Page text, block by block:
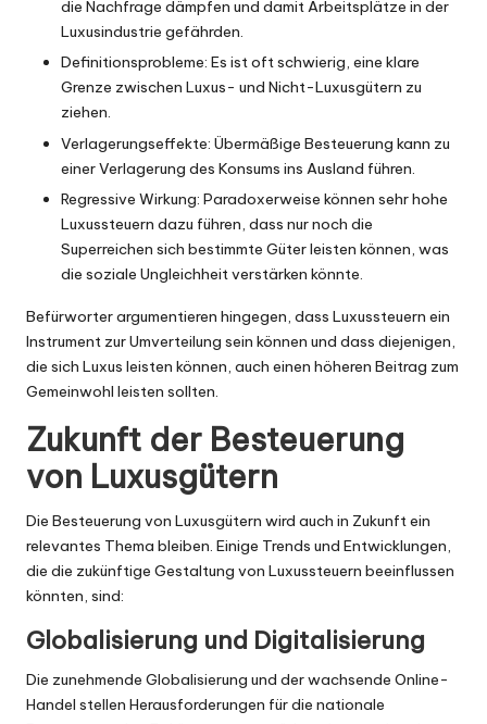
die Nachfrage dämpfen und damit Arbeitsplätze in der
Luxusindustrie gefährden.
Definitionsprobleme: Es ist oft schwierig, eine klare
Grenze zwischen Luxus- und Nicht-Luxusgütern zu
ziehen.
Verlagerungseffekte: Übermäßige Besteuerung kann zu
einer Verlagerung des Konsums ins Ausland führen.
Regressive Wirkung: Paradoxerweise können sehr hohe
Luxussteuern dazu führen, dass nur noch die
Superreichen sich bestimmte Güter leisten können, was
die soziale Ungleichheit verstärken könnte.
Befürworter argumentieren hingegen, dass Luxussteuern ein
Instrument zur Umverteilung sein können und dass diejenigen,
die sich Luxus leisten können, auch einen höheren Beitrag zum
Gemeinwohl leisten sollten.
Zukunft der Besteuerung
von Luxusgütern
Die Besteuerung von Luxusgütern wird auch in Zukunft ein
relevantes Thema bleiben. Einige Trends und Entwicklungen,
die die zukünftige Gestaltung von Luxussteuern beeinflussen
könnten, sind:
Globalisierung und Digitalisierung
Die zunehmende Globalisierung und der wachsende Online-
Handel stellen Herausforderungen für die nationale